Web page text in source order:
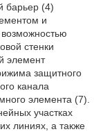
барьер (4)
и
стенки
элемент
защитного
канала
элемента (7).
участках
линиях, а также